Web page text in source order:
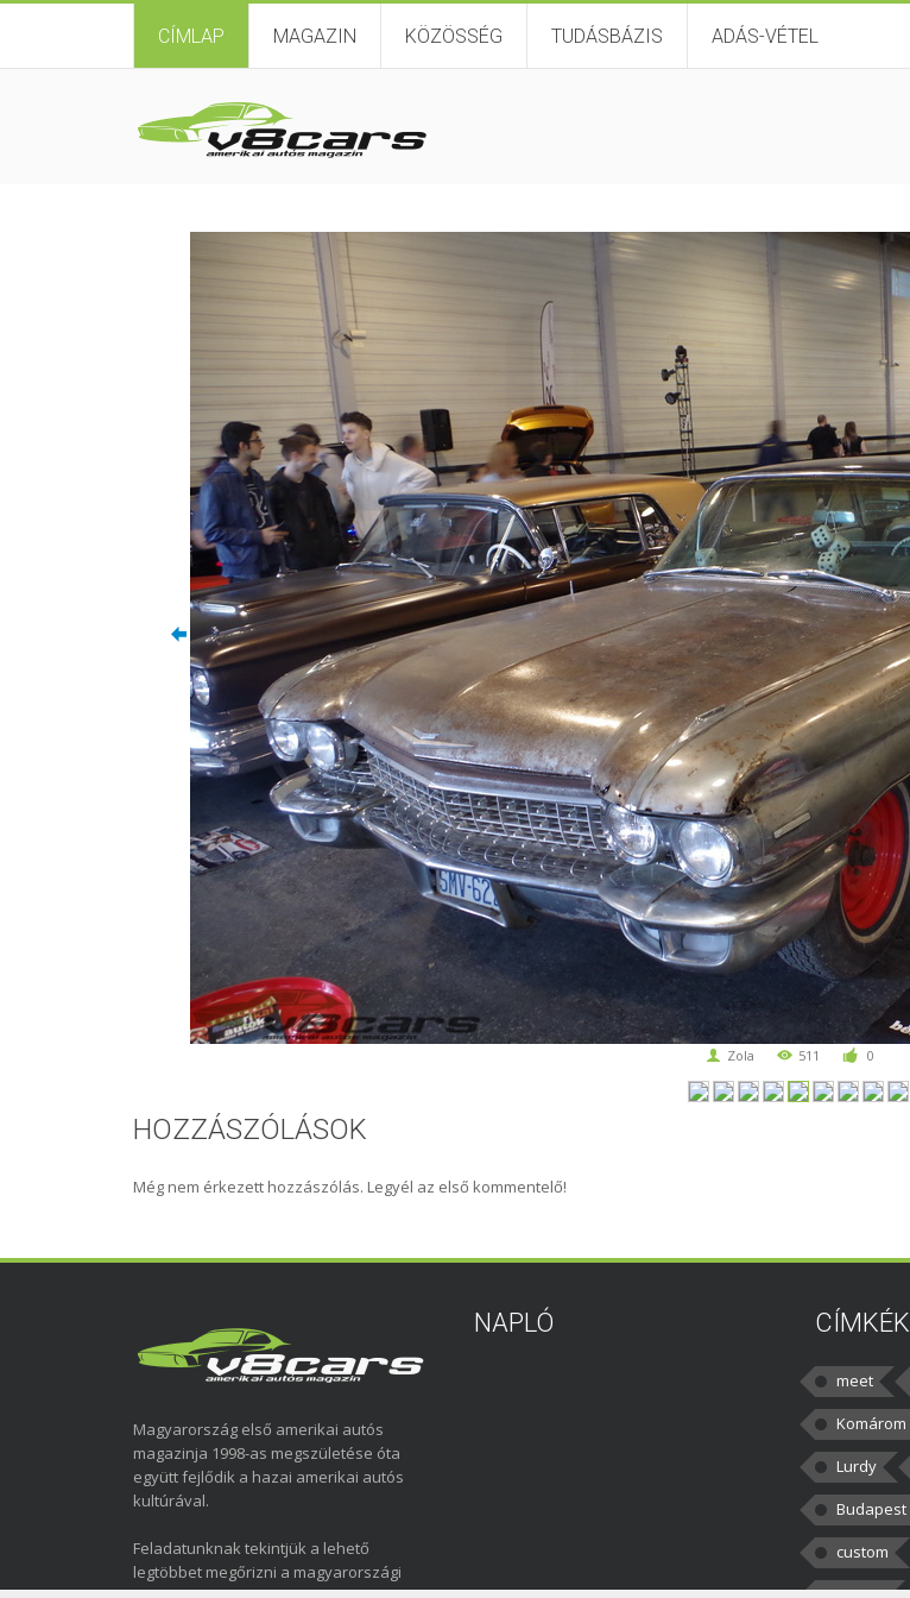
CÍMLAP MAGAZIN KÖZÖSSÉG TUDÁSBÁZIS ADÁS-VÉTEL
Zola 511 0
HOZZÁSZÓLÁSOK
Még nem érkezett hozzászólás. Legyél az első kommentelő!
Magyarország első amerikai autós
magazinja 1998-as megszületése óta
együtt fejlődik a hazai amerikai autós
kultúrával.
Feladatunknak tekintjük a lehető
legtöbbet megőrizni a magyarországi
NAPLÓ CÍMKÉK
meet
Komárom
Lurdy
Budapest
custom